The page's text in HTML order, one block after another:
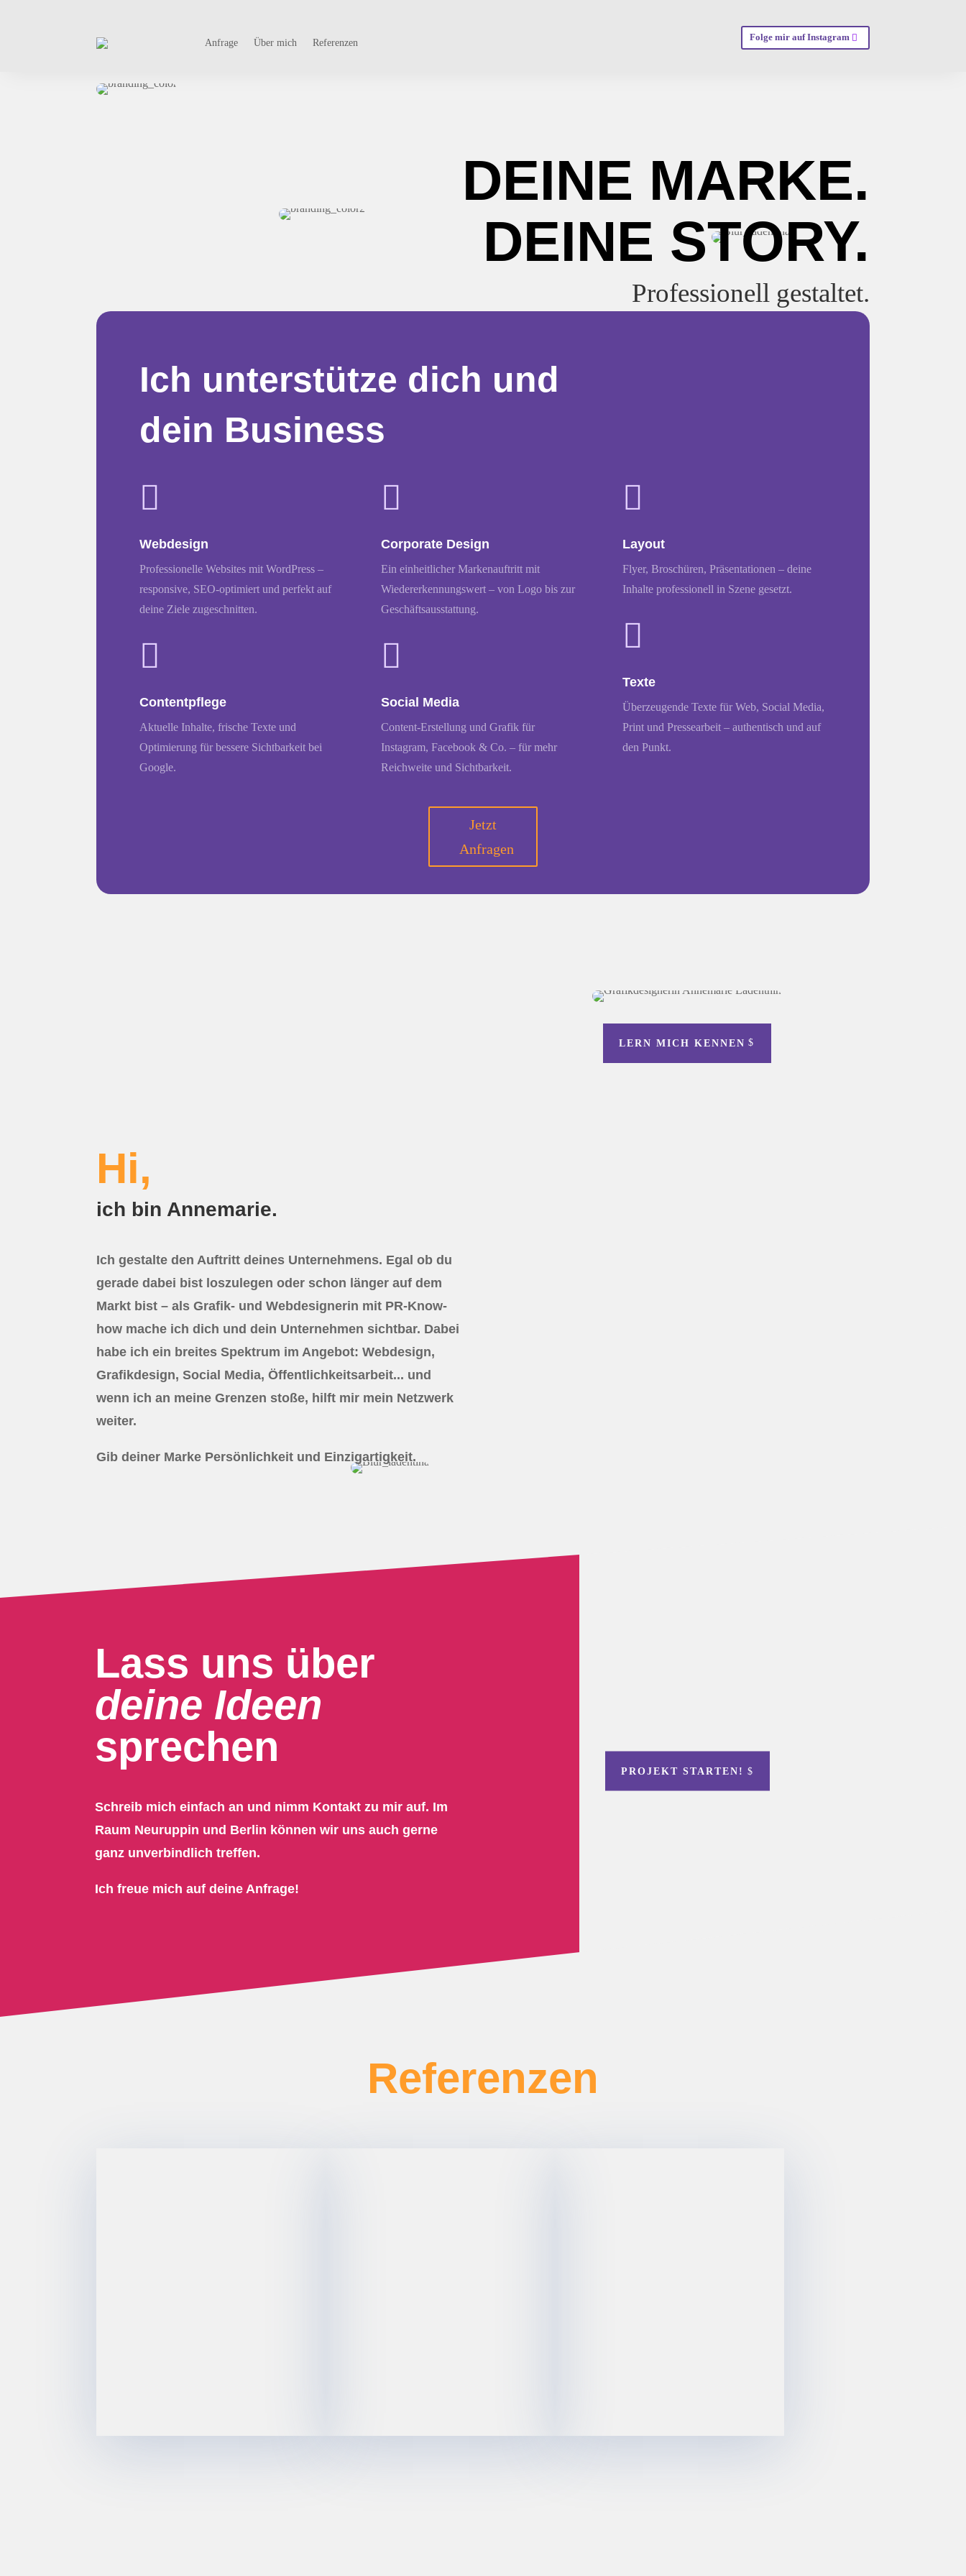
Anfrage Über mich Referenzen Folge mir auf Instagram
DEINE MARKE.
DEINE STORY.
Professionell gestaltet.
Ich unterstütze dich und
dein Business

Webdesign
Professionelle Websites mit WordPress –
responsive, SEO-optimiert und perfekt auf
deine Ziele zugeschnitten.

Contentpflege
Aktuelle Inhalte, frische Texte und
Optimierung für bessere Sichtbarkeit bei
Google.

Corporate Design
Ein einheitlicher Markenauftritt mit
Wiedererkennungswert – von Logo bis zur
Geschäftsausstattung.

Social Media
Content-Erstellung und Grafik für
Instagram, Facebook & Co. – für mehr
Reichweite und Sichtbarkeit.

Layout
Flyer, Broschüren, Präsentationen – deine
Inhalte professionell in Szene gesetzt.

Texte
Überzeugende Texte für Web, Social Media,
Print und Pressearbeit – authentisch und auf
den Punkt.
Jetzt
Anfragen
Hi,
ich bin Annemarie.
Ich gestalte den Auftritt deines Unternehmens. Egal ob du
gerade dabei bist loszulegen oder schon länger auf dem
Markt bist – als Grafik- und Webdesignerin mit PR-Know-
how mache ich dich und dein Unternehmen sichtbar. Dabei
habe ich ein breites Spektrum im Angebot: Webdesign,
Grafikdesign, Social Media, Öffentlichkeitsarbeit... und
wenn ich an meine Grenzen stoße, hilft mir mein Netzwerk
weiter.
Gib deiner Marke Persönlichkeit und Einzigartigkeit.
LERN MICH KENNEN
Lass uns über
deine Ideen
sprechen
Schreib mich einfach an und nimm Kontakt zu mir auf. Im
Raum Neuruppin und Berlin können wir uns auch gerne
ganz unverbindlich treffen.
Ich freue mich auf deine Anfrage!
PROJEKT STARTEN!
Referenzen